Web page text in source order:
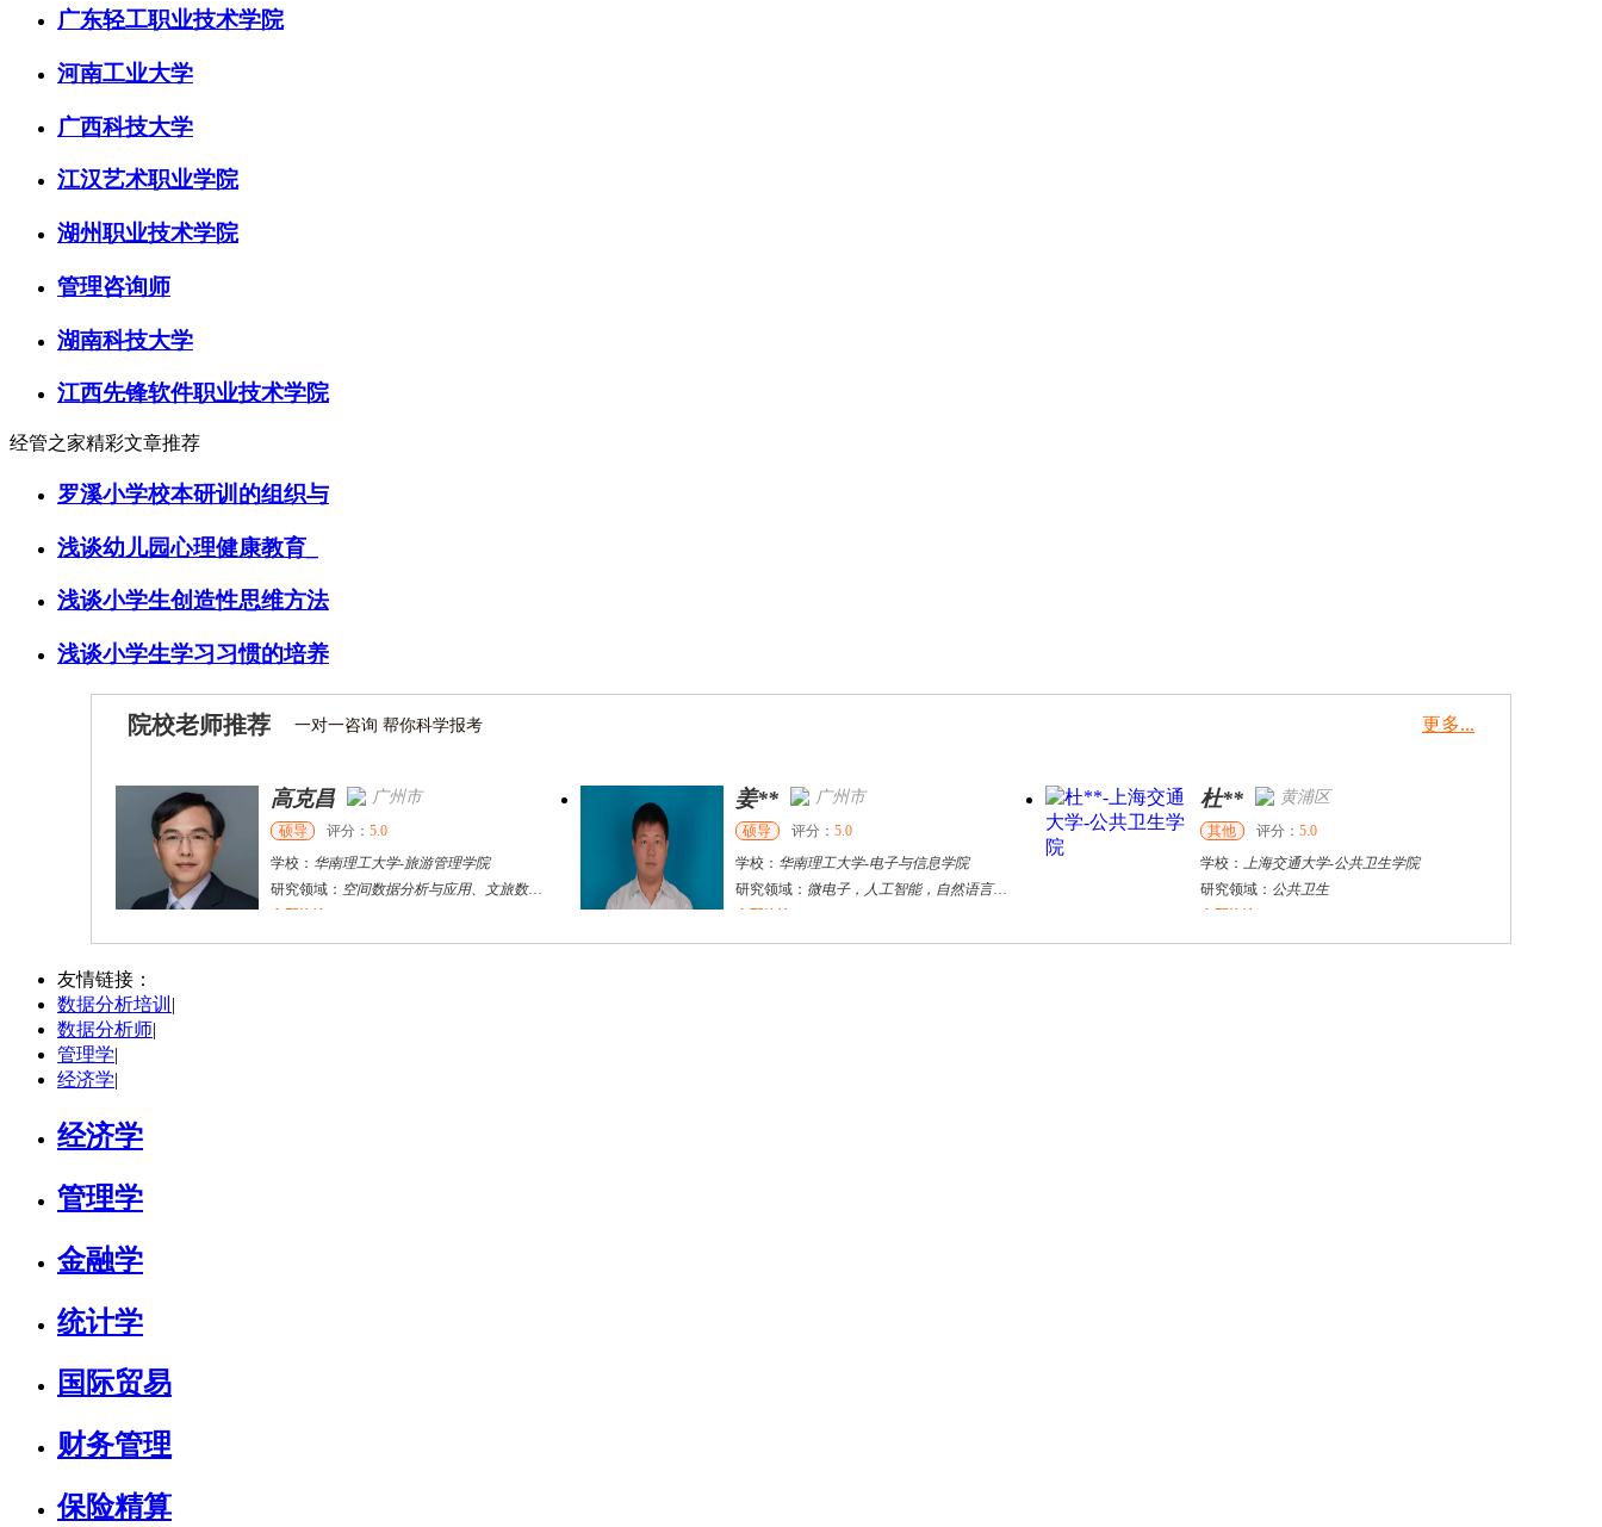
广东轻工职业技术学院
河南工业大学
广西科技大学
江汉艺术职业学院
湖州职业技术学院
管理咨询师
湖南科技大学
江西先锋软件职业技术学院
经管之家精彩文章推荐
罗溪小学校本研训的组织与
浅谈幼儿园心理健康教育_
浅谈小学生创造性思维方法
浅谈小学生学习习惯的培养
院校老师推荐 一对一咨询 帮你科学报考 更多...
高克昌 广州市
硕导 评分： 5.0
学校： 华南理工大学-旅游管理学院
研究领域： 空间数据分析与应用、文旅数字化
姜** 广州市
硕导 评分： 5.0
学校： 华南理工大学-电子与信息学院
研究领域： 微电子，人工智能，自然语言处理
杜** 黄浦区
其他 评分： 5.0
学校： 上海交通大学-公共卫生学院
研究领域： 公共卫生
戴稳胜 北京市 张千帆 哈尔滨市 邓** 广州市
友情链接：
数据分析培训 |
数据分析师|
管理学|
经济学|
经济学
管理学
金融学
统计学
国际贸易
财务管理
保险精算